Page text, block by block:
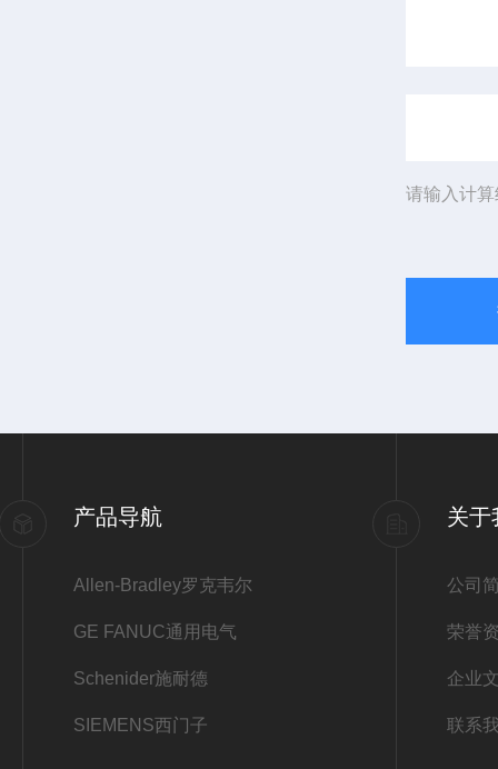
请输入计
产品导航
Allen-Bradley罗克韦尔
GE FANUC通用电气
Schenider施耐德
SIEMENS西门子
关于
公司
荣誉
企业
联系